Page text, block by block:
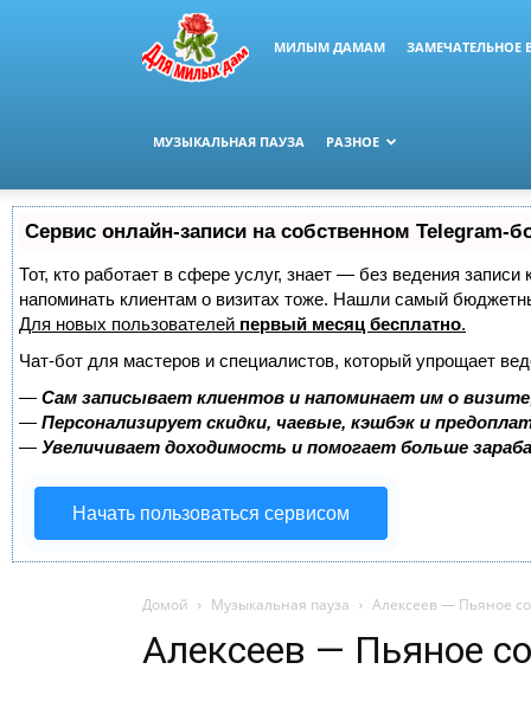
МИЛЫМ ДАМАМ ЗАМЕЧАТЕЛЬНОЕ
МУЗЫКАЛЬНАЯ ПАУЗА РАЗНОЕ
Сервис онлайн-записи на собственном Telegram-
Тот, кто работает в сфере услуг, знает — без ведения
напоминать клиентам о визитах тоже. Нашли самый
Для новых пользователей первый месяц бесплатно.
Чат-бот для мастеров и специалистов, который упрощает
— Сам записывает клиентов и напоминает им о
— Персонализирует скидки, чаевые, кэшбэк и
— Увеличивает доходимость и помогает больше
Начать пользоваться сервисом
Домой Музыкальная пауза Алексеев — Пьяное
Алексеев — Пьяное